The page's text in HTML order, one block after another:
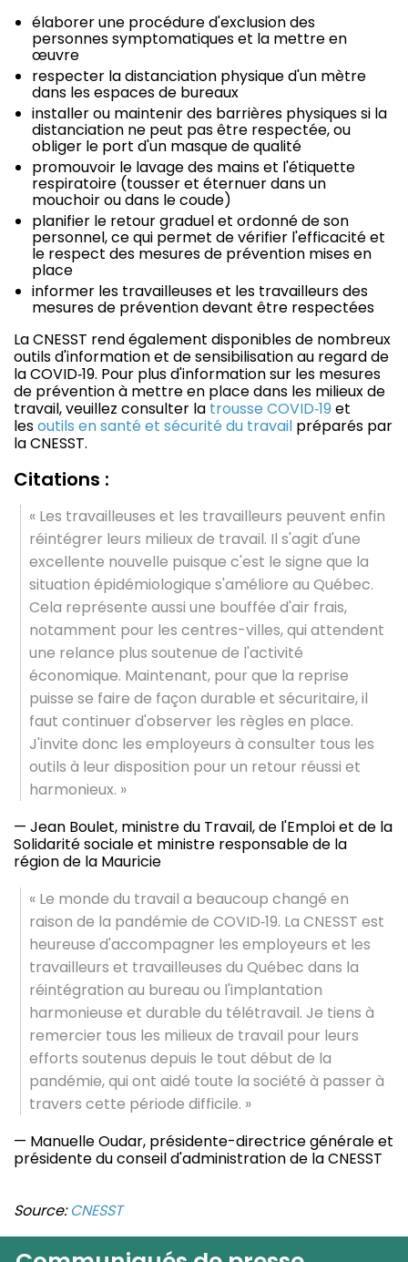
élaborer une procédure d'exclusion des
personnes symptomatiques et la mettre en
œuvre
respecter la distanciation physique d'un mètre
dans les espaces de bureaux
installer ou maintenir des barrières physiques si la
distanciation ne peut pas être respectée, ou
obliger le port d'un masque de qualité
promouvoir le lavage des mains et l'étiquette
respiratoire (tousser et éternuer dans un
mouchoir ou dans le coude)
planifier le retour graduel et ordonné de son
personnel, ce qui permet de vérifier l'efficacité et
le respect des mesures de prévention mises en
place
informer les travailleuses et les travailleurs des
mesures de prévention devant être respectées
La CNESST rend également disponibles de nombreux
outils d'information et de sensibilisation au regard de
la COVID‑19. Pour plus d'information sur les mesures
de prévention à mettre en place dans les milieux de
travail, veuillez consulter la trousse COVID‑19et
lesoutils en santé et sécurité du travail préparés par
la CNESST.
Citations :
« Les travailleuses et les travailleurs peuvent enfin
réintégrer leurs milieux de travail. Il s'agit d'une
excellente nouvelle puisque c'est le signe que la
situation épidémiologique s'améliore au Québec.
Cela représente aussi une bouffée d'air frais,
notamment pour les centres-villes, qui attendent
une relance plus soutenue de l'activité
économique. Maintenant, pour que la reprise
puisse se faire de façon durable et sécuritaire, il
faut continuer d'observer les règles en place.
J'invite donc les employeurs à consulter tous les
outils à leur disposition pour un retour réussi et
harmonieux. »
— Jean Boulet, ministre du Travail, de l'Emploi et de la
Solidarité sociale et ministre responsable de la
région de la Mauricie
« Le monde du travail a beaucoup changé en
raison de la pandémie de COVID‑19. La CNESST est
heureuse d'accompagner les employeurs et les
travailleurs et travailleuses du Québec dans la
réintégration au bureau ou l'implantation
harmonieuse et durable du télétravail. Je tiens à
remercier tous les milieux de travail pour leurs
efforts soutenus depuis le tout début de la
pandémie, qui ont aidé toute la société à passer à
travers cette période difficile. »
— Manuelle Oudar, présidente-directrice générale et
présidente du conseil d'administration de la CNESST
Source:CNESST